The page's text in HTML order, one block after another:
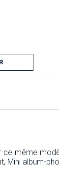
même
Mini album-